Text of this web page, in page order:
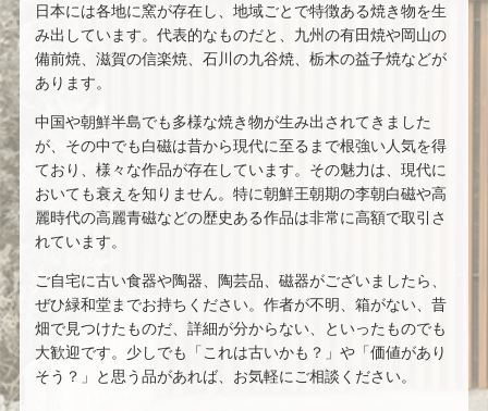
日本には各地に窯が存在し、地域ごとで特徴ある焼き物を生
み出しています。代表的なものだと、九州の有田焼や岡山の
備前焼、滋賀の信楽焼、石川の九谷焼、栃木の益子焼などが
あります。
中国や朝鮮半島でも多様な焼き物が生み出されてきました
が、その中でも白磁は昔から現代に至るまで根強い人気を得
ており、様々な作品が存在しています。その魅力は、現代に
おいても衰えを知りません。特に朝鮮王朝期の李朝白磁や高
麗時代の高麗青磁などの歴史ある作品は非常に高額で取引さ
れています。
ご自宅に古い食器や陶器、陶芸品、磁器がございましたら、
ぜひ緑和堂までお持ちください。作者が不明、箱がない、昔
畑で見つけたものだ、詳細が分からない、といったものでも
大歓迎です。少しでも「これは古いかも？」や「価値があり
そう？」と思う品があれば、お気軽にご相談ください。